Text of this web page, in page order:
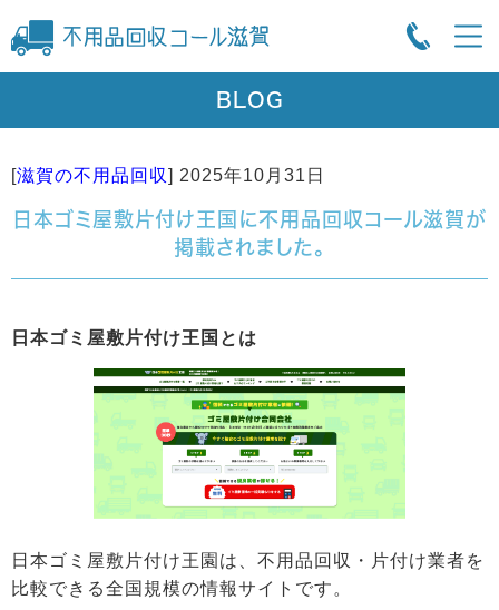
BLOG
[滋賀の不用品回収] 2025年10月31日
日本ゴミ屋敷片付け王国に不用品回収コール滋賀が
掲載されました。
日本ゴミ屋敷片付け王国とは
日本ゴミ屋敷片付け王園は、不用品回収・片付け業者を
比較できる全国規模の情報サイトです。